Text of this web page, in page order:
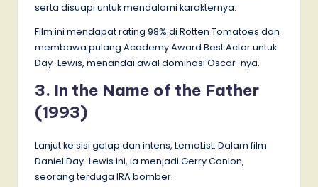
serta disuapi untuk mendalami karakternya.
Film ini mendapat rating 98% di Rotten Tomatoes dan
membawa pulang Academy Award Best Actor untuk
Day-Lewis, menandai awal dominasi Oscar-nya.
3. In the Name of the Father
(1993)
Lanjut ke sisi gelap dan intens, LemoList. Dalam film
Daniel Day-Lewis ini, ia menjadi Gerry Conlon,
seorang terduga IRA bomber.